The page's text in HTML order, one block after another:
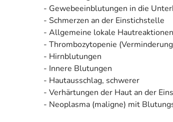
- Gewebeeinblutungen in die
- Schmerzen an der Einstichstelle
- Allgemeine lokale
- Thrombozytopenie
- Hirnblutungen
- Innere Blutungen
- Hautausschlag, schwerer
- Verhärtungen der Haut an der
- Neoplasma (maligne) mit